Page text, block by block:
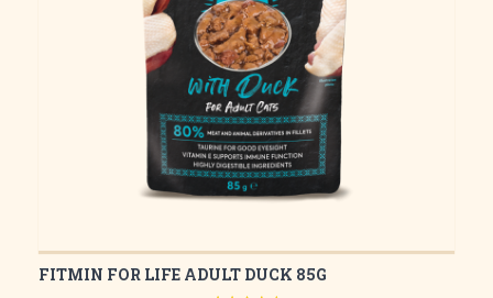
FITMIN FOR LIFE ADULT DUCK 85G